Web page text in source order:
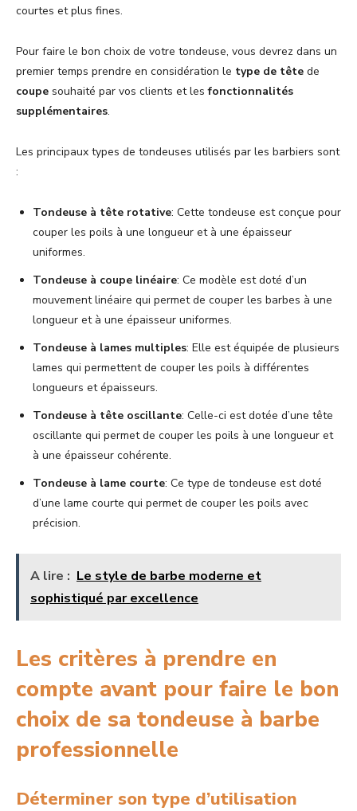
courtes et plus fines.
Pour faire le bon choix de votre tondeuse, vous devrez dans un
premier temps prendre en considération le type de tête de
coupe souhaité par vos clients et lesfonctionnalités
supplémentaires.
Les principaux types de tondeuses utilisés par les barbiers sont
:
Tondeuse à tête rotative: Cette tondeuse est conçue pour
couper les poils à une longueur et à une épaisseur
uniformes.
Tondeuse à coupe linéaire: Ce modèle est doté d’un
mouvement linéaire qui permet de couper les barbes à une
longueur et à une épaisseur uniformes.
Tondeuse à lames multiples: Elle est équipée de plusieurs
lames qui permettent de couper les poils à différentes
longueurs et épaisseurs.
Tondeuse à tête oscillante: Celle-ci est dotée d’une tête
oscillante qui permet de couper les poils à une longueur et
à une épaisseur cohérente.
Tondeuse à lame courte: Ce type de tondeuse est doté
d’une lame courte qui permet de couper les poils avec
précision.
A lire : Le style de barbe moderne et
sophistiqué par excellence
Les critères à prendre en
compte avant pour faire le bon
choix de sa tondeuse à barbe
professionnelle
Déterminer son type d’utilisation